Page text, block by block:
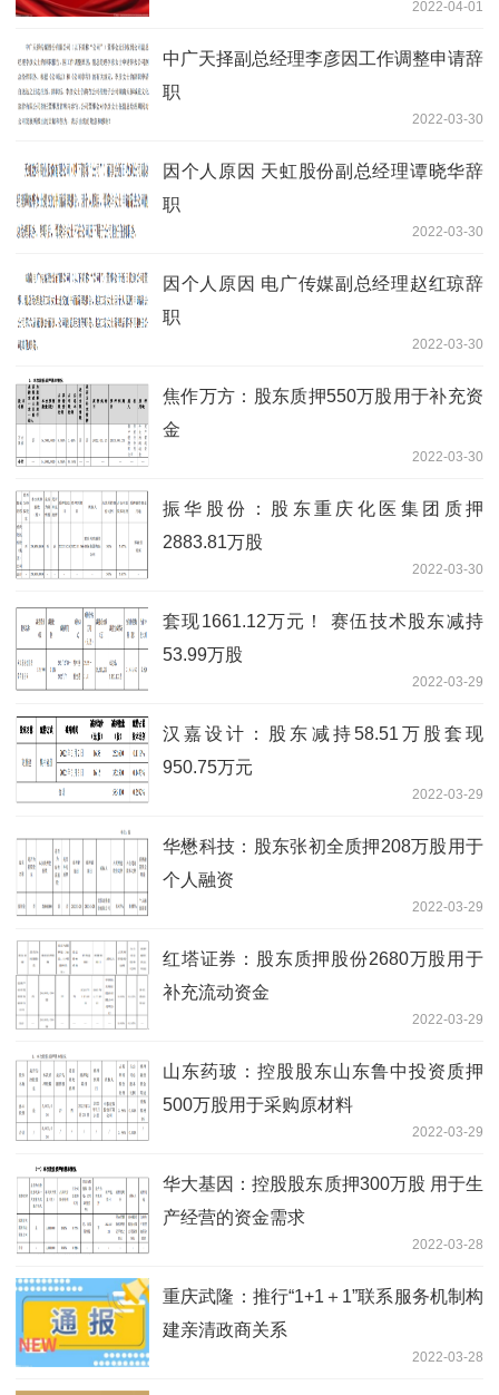
2022-04-01
中广天择副总经理李彦因工作调整申请辞
职
2022-03-30
因个人原因 天虹股份副总经理谭晓华辞
职
2022-03-30
因个人原因 电广传媒副总经理赵红琼辞
职
2022-03-30
焦作万方：股东质押550万股用于补充资
金
2022-03-30
振华股份：股东重庆化医集团质押
2883.81万股
2022-03-30
套现1661.12万元！ 赛伍技术股东减持
53.99万股
2022-03-29
汉嘉设计：股东减持58.51万股套现
950.75万元
2022-03-29
华懋科技：股东张初全质押208万股用于
个人融资
2022-03-29
红塔证券：股东质押股份2680万股用于
补充流动资金
2022-03-29
山东药玻：控股股东山东鲁中投资质押
500万股用于采购原材料
2022-03-29
华大基因：控股股东质押300万股 用于生
产经营的资金需求
2022-03-28
重庆武隆：推行“1+1＋1”联系服务机制构
建亲清政商关系
2022-03-28